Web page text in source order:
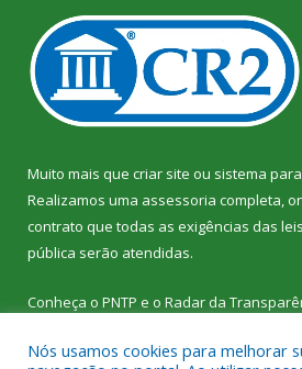
Muito mais que criar site ou sistema
Realizamos uma assessoria completa,
contrato que todas as exigências das
pública serão atendidas.
Conheça o PNTP e o Radar da
Nós usamos cookies para melhorar